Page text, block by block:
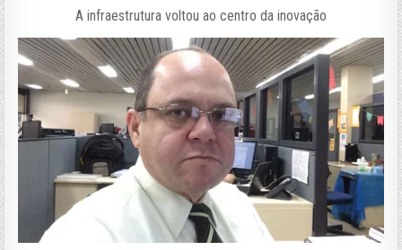
A infraestrutura voltou ao centro da inovação